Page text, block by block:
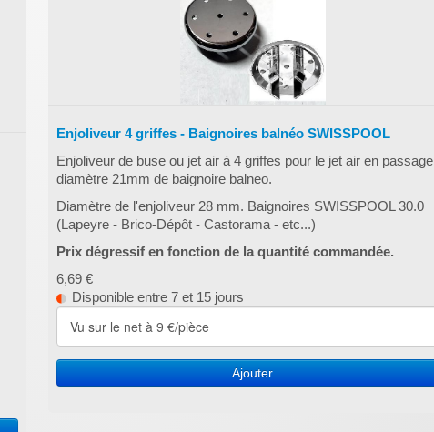
Enjoliveur 4 griffes - Baignoires balnéo SWISSPOOL
Enjoliveur de buse ou jet air à 4 griffes pour le jet air en passage
diamètre 21mm de baignoire balneo.
Diamètre de l'enjoliveur 28 mm. Baignoires SWISSPOOL 30.0
(Lapeyre - Brico-Dépôt - Castorama - etc...)
Prix dégressif en fonction de la quantité commandée.
6,69 €
Disponible entre 7 et 15 jours
Ajouter